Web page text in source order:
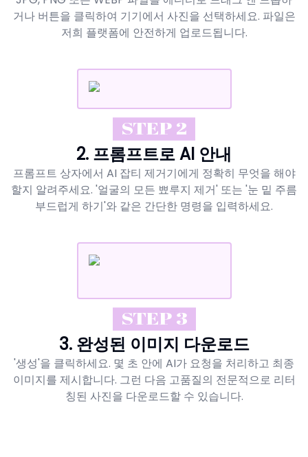
거나 버튼을 클릭하여 기기에서 사진을 선택하세요. 파일은
저희 플랫폼에 안전하게 업로드됩니다.
STEP 2
2. 프롬프트로 AI 안내
프롬프트 상자에서 AI 잡티 제거기에게 정확히 무엇을 해야
할지 알려주세요. '얼굴의 모든 뾰루지 제거' 또는 '눈 밑 주름
부드럽게 하기'와 같은 간단한 명령을 입력하세요.
STEP 3
3. 완성된 이미지 다운로드
'생성'을 클릭하세요. 몇 초 안에 AI가 요청을 처리하고 최종
이미지를 제시합니다. 그런 다음 고품질의 전문적으로 리터
칭된 사진을 다운로드할 수 있습니다.